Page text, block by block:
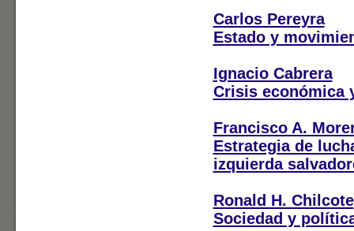
Carlos Pereyra
Estado y
Ignacio Cabrera
Crisis económica
Francisco A.
Estrategia de
izquierda
Ronald H. Chilcote
Sociedad y